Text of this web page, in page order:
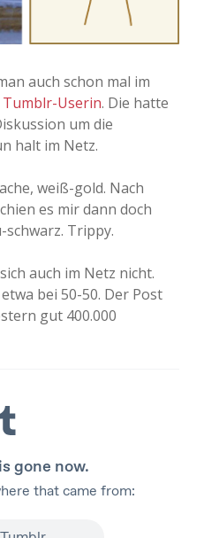
auch schon mal im
Tumblr-Userin. Die hatte
um die
halt im Netz.
weiß-gold. Nach
es mir dann doch
Trippy.
auch im Netz nicht.
bei 50-50. Der Post
gut 400.000